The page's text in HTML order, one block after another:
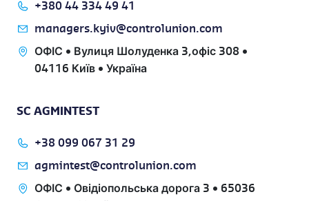
+380 44 334 49 41
managers.kyiv@controlunion.com
ОФІС • Вулиця Шолуденка 3,офіс 308 •
04116 Київ • Україна
SC AGMINTEST
+38 099 067 31 29
agmintest@controlunion.com
ОФІС • Овідіопольська дорога 3 • 65036